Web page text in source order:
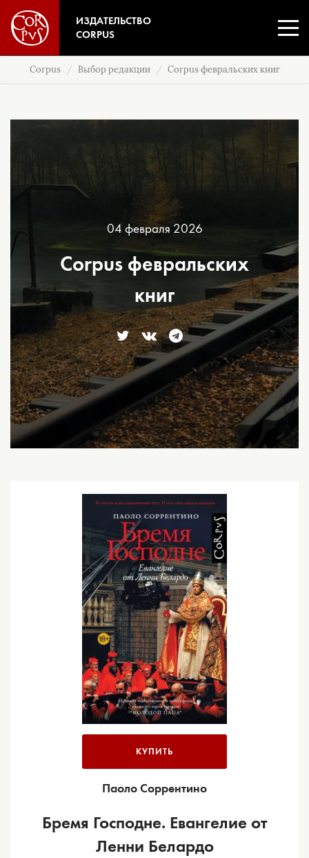
ИЗДАТЕЛЬСТВО
CORPUS
Corpus Выбор редакции Corpus февральских книг
04 февраля 2026
Corpus февральских
книг
КУПИТЬ
Паоло Соррентино
Бремя Господне. Евангелие от
Ленни Белардо